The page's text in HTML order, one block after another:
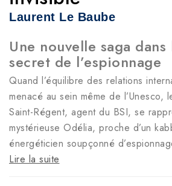
Laurent Le Baube
Une nouvelle saga
secret de l’espionnage
Quand l’équilibre des relations
menacé au sein même de l’Unesco,
Saint-Régent, agent du BSI, se
mystérieuse Odélia, proche d’un
énergéticien soupçonné
Lire la suite